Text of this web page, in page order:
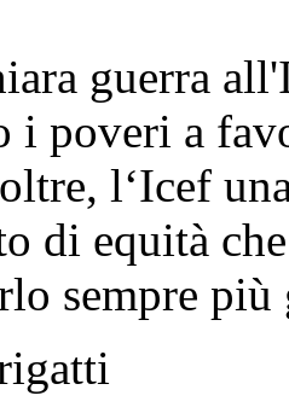
guerra
i poveri a
l‘Icef
di equità
sempre